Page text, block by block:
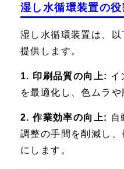
湿し水循環装置の
湿し水循環装置は、
提供します。
1. 印刷品質の向上: イ
を最適化し、色ムラや
2. 作業効率の向上: 自
調整の手間を削減し
にします。